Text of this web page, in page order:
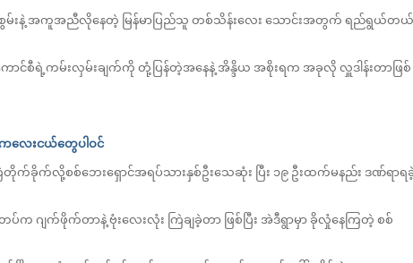
စွမ်းနဲ့ အကူအညီလိုနေတဲ့ မြန်မာပြည်သူ တစ်သိန်းလေး သောင်းအတွက် ရည်ရွယ်တယ်
စီရဲ့ကမ်းလှမ်းချက်ကို တုံ့ပြန်တဲ့အနေနဲ့ အိန္ဒိယ အစိုးရက အခုလို လှူဒါန်းတာဖြစ်
လေးငယ်တွေပါဝင်
ခိုက်လို့စစ်ဘေးရှောင်အရပ်သားနှစ်ဦးသေဆုံး ပြီး ၁၉ ဦးထက်မနည်း ဒဏ်ရာရ
ဂျက်ဖိုက်တာနဲ့ ဗုံးလေးလုံး ကြဲချခဲ့တာ ဖြစ်ပြီး အဲဒီရွာမှာ ခိုလှုံနေကြတဲ့ စစ်